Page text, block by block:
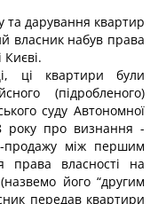
та дарування квартир
власник набув права
Києві.
ці квартири були
(підробленого)
суду Автономної
року про визнання -
продажу між першим
права власності на
його “другим
передав квартири